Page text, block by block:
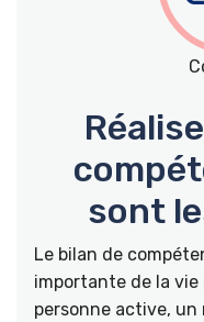
sont
Le bilan de
importante de la
personne active, un